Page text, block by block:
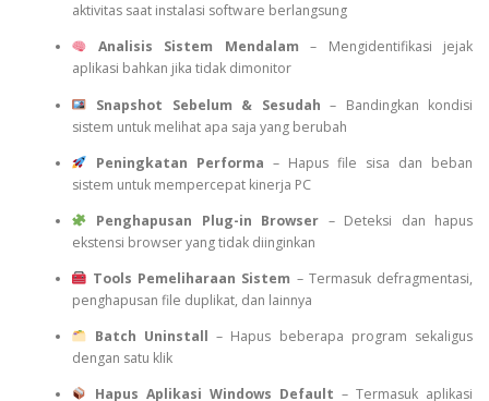
aktivitas saat instalasi software berlangsung
Analisis Sistem Mendalam – Mengidentifikasi jejak
aplikasi bahkan jika tidak dimonitor
Snapshot Sebelum & Sesudah – Bandingkan kondisi
sistem untuk melihat apa saja yang berubah
Peningkatan Performa – Hapus file sisa dan beban
sistem untuk mempercepat kinerja PC
Penghapusan Plug-in Browser – Deteksi dan hapus
ekstensi browser yang tidak diinginkan
Tools Pemeliharaan Sistem – Termasuk defragmentasi,
penghapusan file duplikat, dan lainnya
Batch Uninstall – Hapus beberapa program sekaligus
dengan satu klik
Hapus Aplikasi Windows Default – Termasuk aplikasi